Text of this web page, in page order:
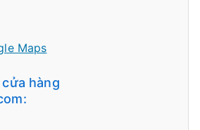
Maps
hàng